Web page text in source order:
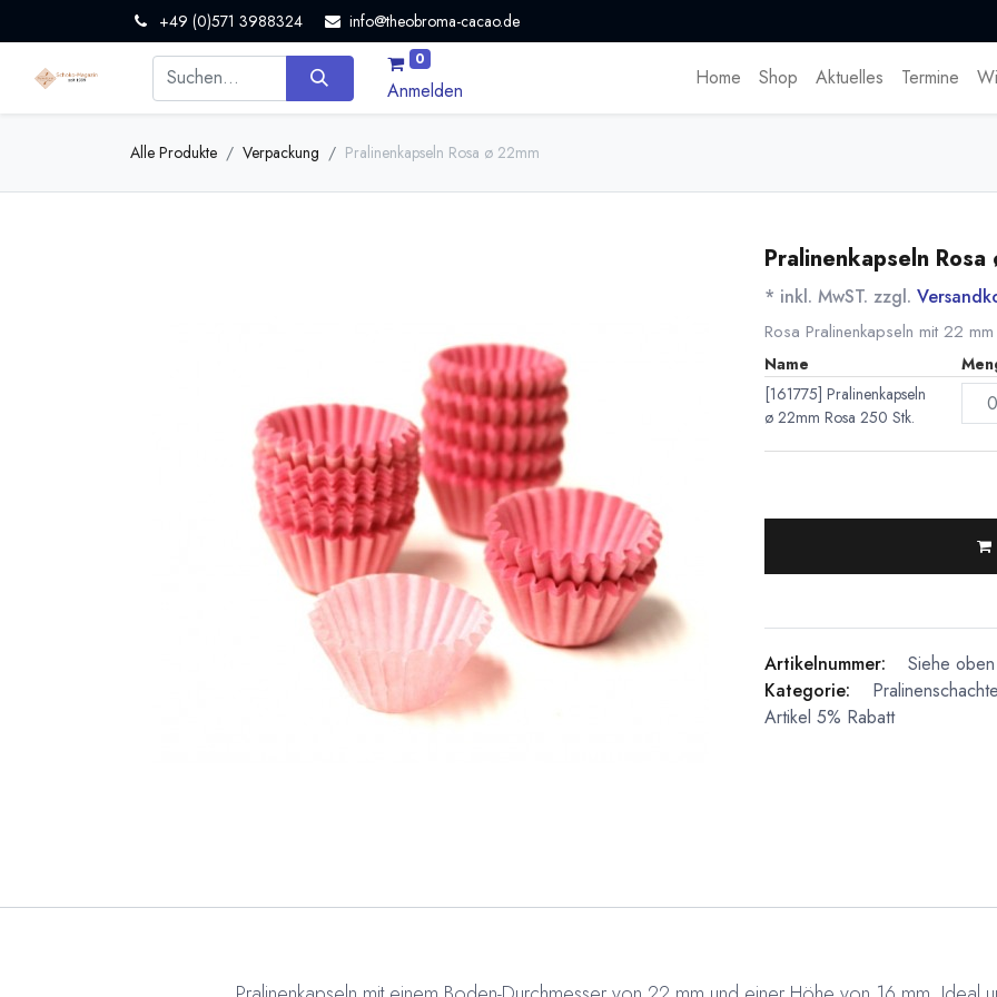
+49 (0)571 3988324 info@theobroma-cacao.de
0
Anmelden
Home Shop Aktuelles Termine
Alle Produkte Verpackung Pralinenkapseln Rosa ø 22mm
Pralinenkapseln Rosa
* inkl. MwST. zzgl.
Rosa Pralinenkapseln mit 22
Name
[161775] Pralinenkapseln
ø 22mm Rosa 250 Stk.
Artikelnummer:
Siehe
Kategorie:
Artikel 5% Rabatt